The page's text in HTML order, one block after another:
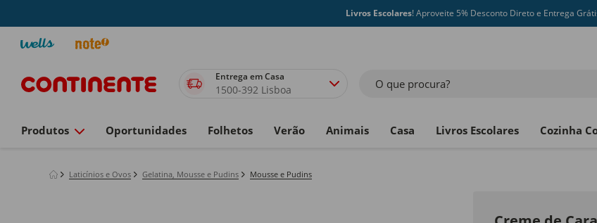
Livros Escolares! Aproveite 5% Desconto Direto e Entrega
Entrega em Casa
1500-392 Lisboa O que procura?
Produtos Oportunidades Folhetos Verão Animais Casa Livros Escolares Cozinha
Laticínios e Ovos Gelatina, Mousse e Pudins Mousse e Pudins